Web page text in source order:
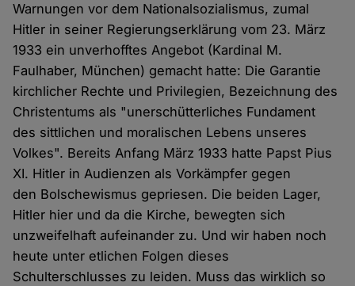
Warnungen vor dem Nationalsozialismus, zumal
Hitler in seiner Regierungserklärung vom 23. März
1933 ein unverhofftes Angebot (Kardinal M.
Faulhaber, München) gemacht hatte: Die Garantie
kirchlicher Rechte und Privilegien, Bezeichnung des
Christentums als "unerschütterliches Fundament
des sittlichen und moralischen Lebens unseres
Volkes". Bereits Anfang März 1933 hatte Papst Pius
XI. Hitler in Audienzen als Vorkämpfer gegen
den Bolschewismus gepriesen. Die beiden Lager,
Hitler hier und da die Kirche, bewegten sich
unzweifelhaft aufeinander zu. Und wir haben noch
heute unter etlichen Folgen dieses
Schulterschlusses zu leiden. Muss das wirklich so